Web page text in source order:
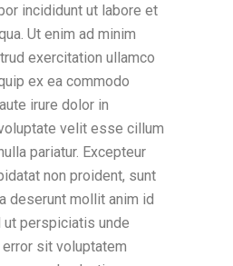
incididunt ut labore et
Ut enim ad minim
exercitation ullamco
ex ea commodo
irure dolor in
velit esse cillum
pariatur. Excepteur
non proident, sunt
deserunt mollit anim id
ut perspiciatis unde
sit voluptatem